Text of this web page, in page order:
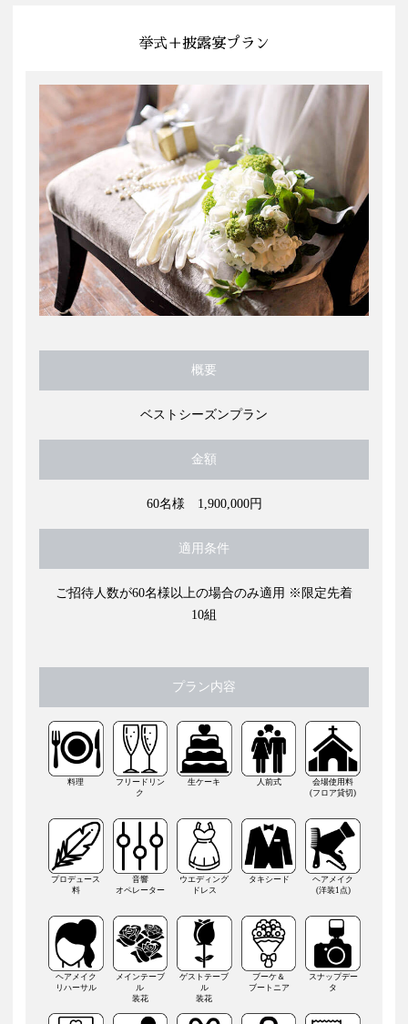
挙式＋披露宴プラン
概要
ベストシーズンプラン
金額
60名様 1,900,000円
適用条件
ご招待人数が60名様以上の場合のみ適用 ※限定先着
10組
プラン内容
料理
フリードリン
ク
生ケーキ 人前式
会場使用料
(フロア貸切)
プロデュース
料
音響
オペレーター
ウエディング
ドレス
タキシード
ヘアメイク
(洋装1点)
ヘアメイク
リハーサル
メインテーブ
ル
装花
ゲストテーブ
ル
装花
ブーケ＆
ブートニア
スナップデー
タ